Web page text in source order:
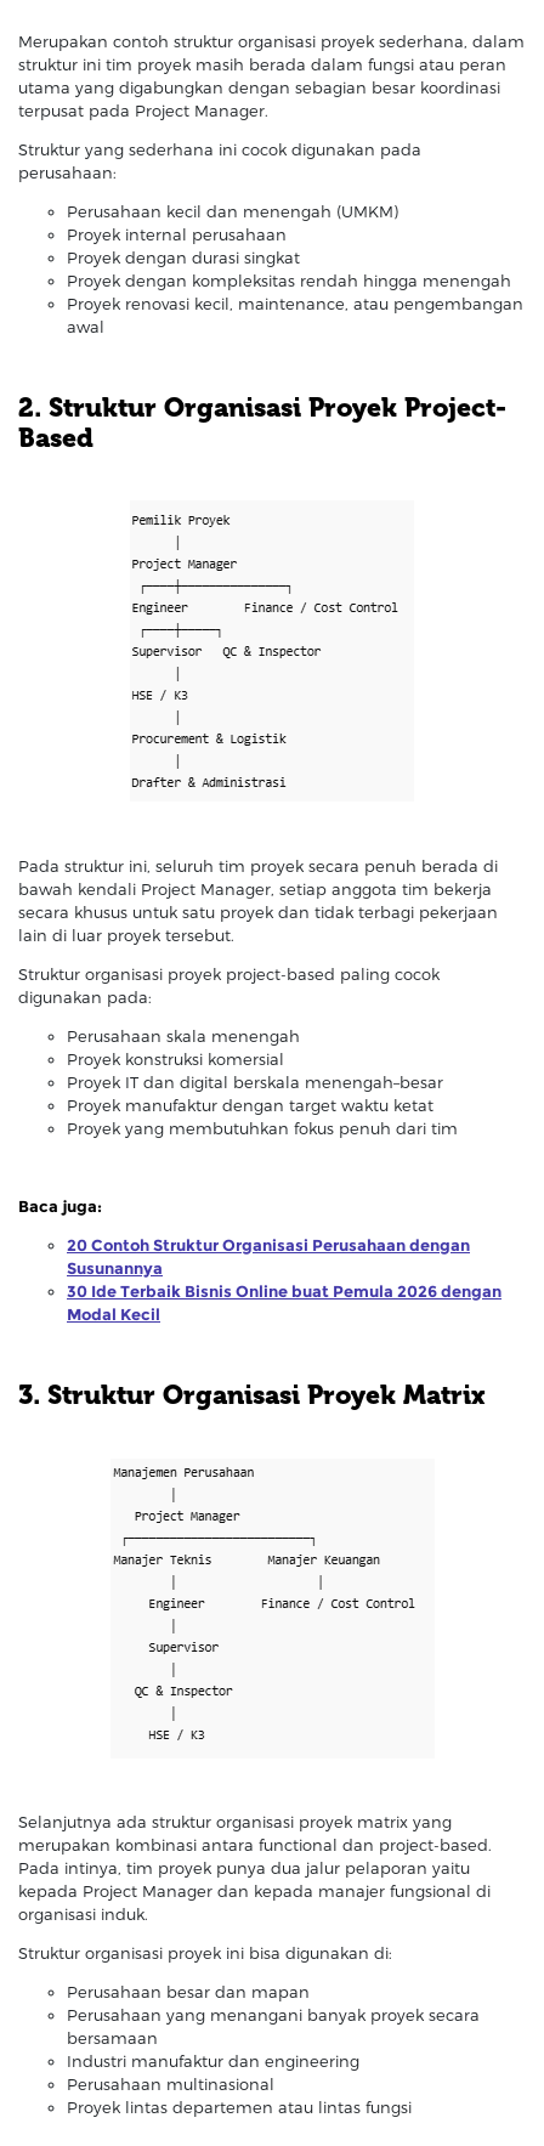
Merupakan contoh struktur organisasi proyek sederhana, dalam
struktur ini tim proyek masih berada dalam fungsi atau peran
utama yang digabungkan dengan sebagian besar koordinasi
terpusat pada Project Manager.
Struktur yang sederhana ini cocok digunakan pada
perusahaan:
Perusahaan kecil dan menengah (UMKM)
Proyek internal perusahaan
Proyek dengan durasi singkat
Proyek dengan kompleksitas rendah hingga menengah
Proyek renovasi kecil, maintenance, atau pengembangan
awal
2. Struktur Organisasi Proyek Project-
Based
Pada struktur ini, seluruh tim proyek secara penuh berada di
bawah kendali Project Manager, setiap anggota tim bekerja
secara khusus untuk satu proyek dan tidak terbagi pekerjaan
lain di luar proyek tersebut.
Struktur organisasi proyek project-based paling cocok
digunakan pada:
Perusahaan skala menengah
Proyek konstruksi komersial
Proyek IT dan digital berskala menengah–besar
Proyek manufaktur dengan target waktu ketat
Proyek yang membutuhkan fokus penuh dari tim
Baca juga:
20 Contoh Struktur Organisasi Perusahaan dengan
Susunannya
30 Ide Terbaik Bisnis Online buat Pemula 2026 dengan
Modal Kecil
3. Struktur Organisasi Proyek Matrix
Selanjutnya ada struktur organisasi proyek matrix yang
merupakan kombinasi antara functional dan project-based.
Pada intinya, tim proyek punya dua jalur pelaporan yaitu
kepada Project Manager dan kepada manajer fungsional di
organisasi induk.
Struktur organisasi proyek ini bisa digunakan di:
Perusahaan besar dan mapan
Perusahaan yang menangani banyak proyek secara
bersamaan
Industri manufaktur dan engineering
Perusahaan multinasional
Proyek lintas departemen atau lintas fungsi